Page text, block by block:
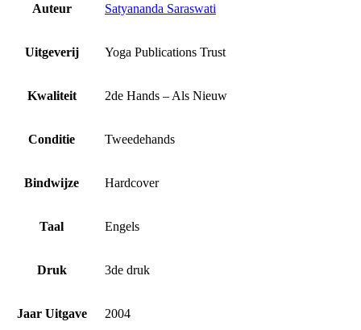
Auteur Satyananda Saraswati
Uitgeverij Yoga Publications Trust
Kwaliteit 2de Hands – Als Nieuw
Conditie Tweedehands
Bindwijze Hardcover
Taal Engels
Druk 3de druk
Jaar Uitgave 2004